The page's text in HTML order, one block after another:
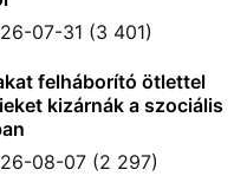
07-31 (3 401)
felháborító ötlettel
kizárnák a szociális
08-07 (2 297)